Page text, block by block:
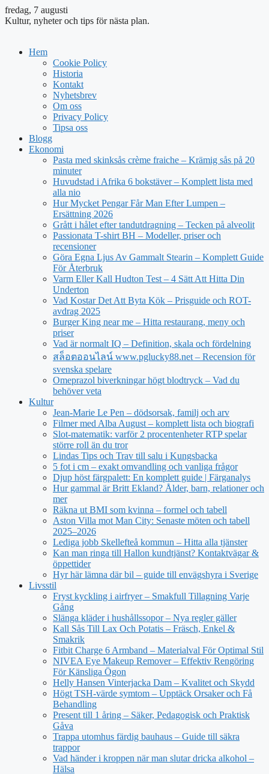
fredag, 7 augusti
Kultur, nyheter och tips för nästa plan.
Hem
Cookie Policy
Historia
Kontakt
Nyhetsbrev
Om oss
Privacy Policy
Tipsa oss
Blogg
Ekonomi
Pasta med skinksås crème fraiche – Krämig sås på 20
minuter
Huvudstad i Afrika 6 bokstäver – Komplett lista med
alla nio
Hur Mycket Pengar Får Man Efter Lumpen –
Ersättning 2026
Grått i hålet efter tandutdragning – Tecken på alveolit
Passionata T-shirt BH – Modeller, priser och
recensioner
Göra Egna Ljus Av Gammalt Stearin – Komplett Guide
För Återbruk
Varm Eller Kall Hudton Test – 4 Sätt Att Hitta Din
Underton
Vad Kostar Det Att Byta Kök – Prisguide och ROT-
avdrag 2025
Burger King near me – Hitta restaurang, meny och
priser
Vad är normalt IQ – Definition, skala och fördelning
สล็อตออนไลน์ www.pglucky88.net – Recension för
svenska spelare
Omeprazol biverkningar högt blodtryck – Vad du
behöver veta
Kultur
Jean‑Marie Le Pen – dödsorsak, familj och arv
Filmer med Alba August – komplett lista och biografi
Slot-matematik: varför 2 procentenheter RTP spelar
större roll än du tror
Lindas Tips och Trav till salu i Kungsbacka
5 fot i cm – exakt omvandling och vanliga frågor
Djup höst färgpalett: En komplett guide | Färganalys
Hur gammal är Britt Ekland? Ålder, barn, relationer och
mer
Räkna ut BMI som kvinna – formel och tabell
Aston Villa mot Man City: Senaste möten och tabell
2025–2026
Lediga jobb Skellefteå kommun – Hitta alla tjänster
Kan man ringa till Hallon kundtjänst? Kontaktvägar &
öppettider
Hyr här lämna där bil – guide till envägshyra i Sverige
Livsstil
Fryst kyckling i airfryer – Smakfull Tillagning Varje
Gång
Slänga kläder i hushållssopor – Nya regler gäller
Kall Sås Till Lax Och Potatis – Fräsch, Enkel &
Smakrik
Fitbit Charge 6 Armband – Materialval För Optimal Stil
NIVEA Eye Makeup Remover – Effektiv Rengöring
För Känsliga Ögon
Helly Hansen Vinterjacka Dam – Kvalitet och Skydd
Högt TSH-värde symtom – Upptäck Orsaker och Få
Behandling
Present till 1 åring – Säker, Pedagogisk och Praktisk
Gåva
Trappa utomhus färdig bauhaus – Guide till säkra
trappor
Vad händer i kroppen när man slutar dricka alkohol –
Hälsa